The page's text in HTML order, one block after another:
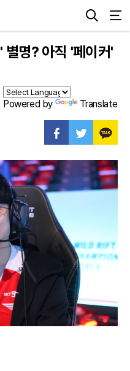
별명? 아직 '페이커'
Powered by Translate